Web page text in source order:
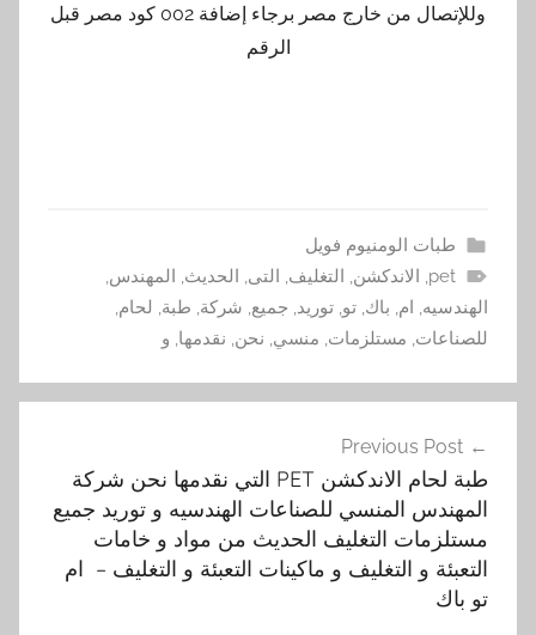
وللإتصال من خارج مصر برجاء إضافة 002 كود مصر قبل
الرقم
طبات الومنيوم فويل
pet
, الاندكشن, التغليف, التى, الحديث, المهندس,
الهندسيه, ام, باك, تو, توريد, جميع, شركة, طبة, لحام,
للصناعات, مستلزمات, منسي, نحن, نقدمها, و
المقالات
Previous Post
طبة لحام الاندكشن PET التي نقدمها نحن شركة
المهندس المنسي للصناعات الهندسيه و توريد جميع
مستلزمات التغليف الحديث من مواد و خامات
التعبئة و التغليف و ماكينات التعبئة و التغليف – ام
تو باك